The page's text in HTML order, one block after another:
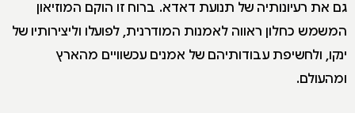
גם את רעיונותיה של תנועת דאדא. ברוח זו הוקם המוזיאון
המשמש כחלון ראווה לאמנות המודרנית, לפועלו וליצירותיו של
ינקו, ולחשיפת עבודותיהם של אמנים עכשוויים מהארץ
ומהעולם.